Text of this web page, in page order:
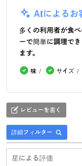
AIによるお
多くの利用者が食
ーで簡単に調理で
ます。
味 サイズ
レビューを書く
詳細フィルター